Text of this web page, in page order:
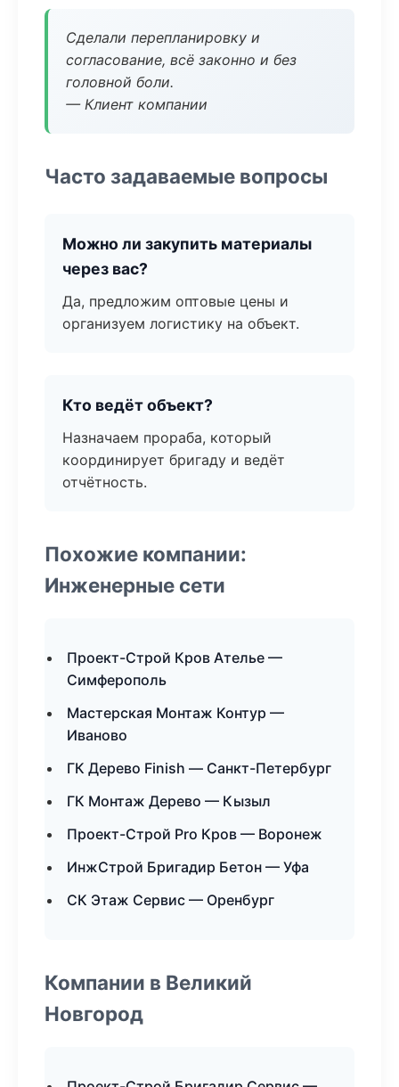
Сделали перепланировку и
согласование, всё законно и без
головной боли.
— Клиент компании
Часто задаваемые вопросы
Можно ли закупить материалы
через вас?
Да, предложим оптовые цены и
организуем логистику на объект.
Кто ведёт объект?
Назначаем прораба, который
координирует бригаду и ведёт
отчётность.
Похожие компании:
Инженерные сети
Проект-Строй Кров Ателье —
Симферополь
Мастерская Монтаж Контур —
Иваново
ГК Дерево Finish — Санкт-Петербург
ГК Монтаж Дерево — Кызыл
Проект-Строй Pro Кров — Воронеж
ИнжСтрой Бригадир Бетон — Уфа
СК Этаж Сервис — Оренбург
Компании в Великий
Новгород